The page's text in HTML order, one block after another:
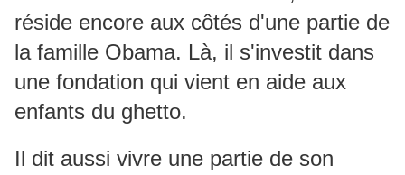
réside encore aux côtés d'une partie de
la famille Obama. Là, il s'investit dans
une fondation qui vient en aide aux
enfants du ghetto.
Il dit aussi vivre une partie de son